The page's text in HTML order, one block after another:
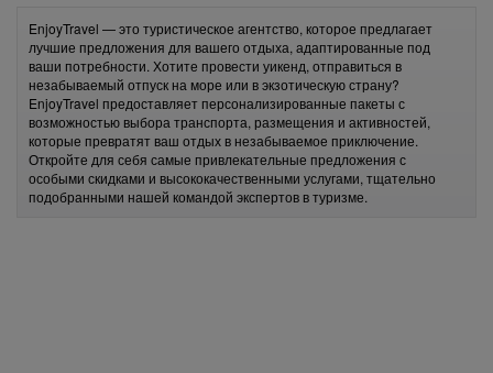
EnjoyTravel — это туристическое агентство, которое предлагает
лучшие предложения для вашего отдыха, адаптированные под
ваши потребности. Хотите провести уикенд, отправиться в
незабываемый отпуск на море или в экзотическую страну?
EnjoyTravel предоставляет персонализированные пакеты с
возможностью выбора транспорта, размещения и активностей,
которые превратят ваш отдых в незабываемое приключение.
Откройте для себя самые привлекательные предложения с
особыми скидками и высококачественными услугами, тщательно
подобранными нашей командой экспертов в туризме.